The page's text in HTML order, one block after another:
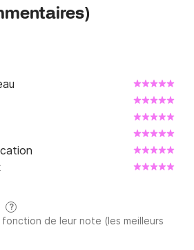
)
?
de leur note (les meilleurs